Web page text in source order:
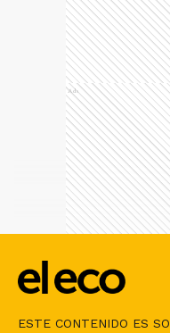
ESTE CONTENIDO ES
Ads